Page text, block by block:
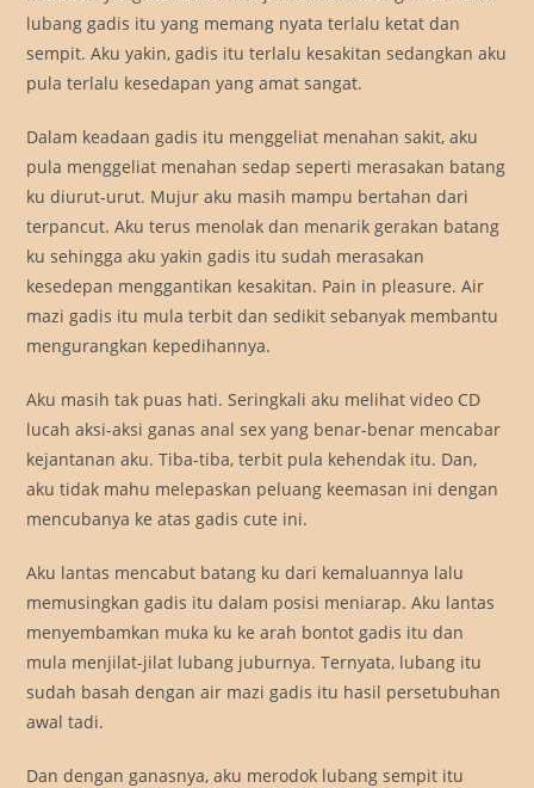
lubang gadis itu yang memang nyata terlalu ketat dan
sempit. Aku yakin, gadis itu terlalu kesakitan sedangkan aku
pula terlalu kesedapan yang amat sangat.
Dalam keadaan gadis itu menggeliat menahan sakit, aku
pula menggeliat menahan sedap seperti merasakan batang
ku diurut-urut. Mujur aku masih mampu bertahan dari
terpancut. Aku terus menolak dan menarik gerakan batang
ku sehingga aku yakin gadis itu sudah merasakan
kesedepan menggantikan kesakitan. Pain in pleasure. Air
mazi gadis itu mula terbit dan sedikit sebanyak membantu
mengurangkan kepedihannya.
Aku masih tak puas hati. Seringkali aku melihat video CD
lucah aksi-aksi ganas anal sex yang benar-benar mencabar
kejantanan aku. Tiba-tiba, terbit pula kehendak itu. Dan,
aku tidak mahu melepaskan peluang keemasan ini dengan
mencubanya ke atas gadis cute ini.
Aku lantas mencabut batang ku dari kemaluannya lalu
memusingkan gadis itu dalam posisi meniarap. Aku lantas
menyembamkan muka ku ke arah bontot gadis itu dan
mula menjilat-jilat lubang juburnya. Ternyata, lubang itu
sudah basah dengan air mazi gadis itu hasil persetubuhan
awal tadi.
Dan dengan ganasnya, aku merodok lubang sempit itu